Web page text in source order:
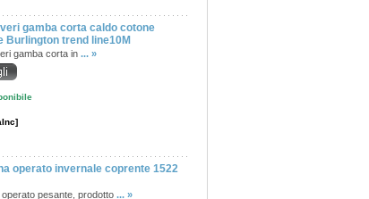
gamba corta caldo cotone
Burlington trend line10M
gamba corta in ... »
operato invernale coprente 1522
pesante, prodotto ... »